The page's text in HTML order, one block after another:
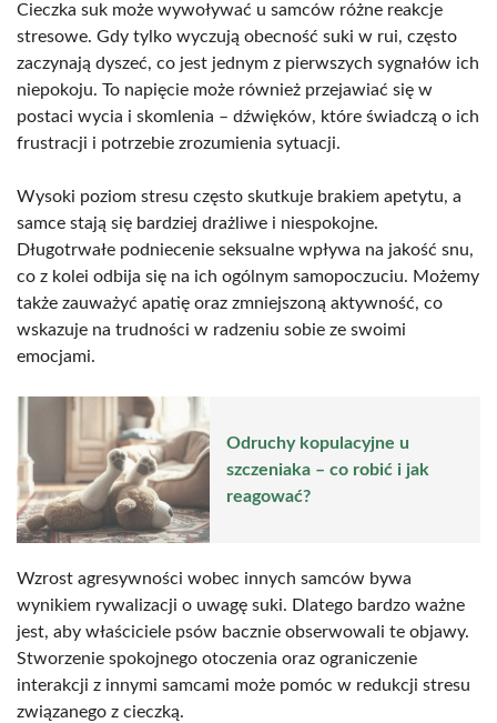
Cieczka suk może wywoływać u samców różne reakcje
stresowe. Gdy tylko wyczują obecność suki w rui, często
zaczynają dyszeć, co jest jednym z pierwszych sygnałów ich
niepokoju. To napięcie może również przejawiać się w
postaci wycia i skomlenia – dźwięków, które świadczą o ich
frustracji i potrzebie zrozumienia sytuacji.
Wysoki poziom stresu często skutkuje brakiem apetytu, a
samce stają się bardziej drażliwe i niespokojne.
Długotrwałe podniecenie seksualne wpływa na jakość snu,
co z kolei odbija się na ich ogólnym samopoczuciu. Możemy
także zauważyć apatię oraz zmniejszoną aktywność, co
wskazuje na trudności w radzeniu sobie ze swoimi
emocjami.
Odruchy kopulacyjne u
szczeniaka – co robić i jak
reagować?
Wzrost agresywności wobec innych samców bywa
wynikiem rywalizacji o uwagę suki. Dlatego bardzo ważne
jest, aby właściciele psów bacznie obserwowali te objawy.
Stworzenie spokojnego otoczenia oraz ograniczenie
interakcji z innymi samcami może pomóc w redukcji stresu
związanego z cieczką.